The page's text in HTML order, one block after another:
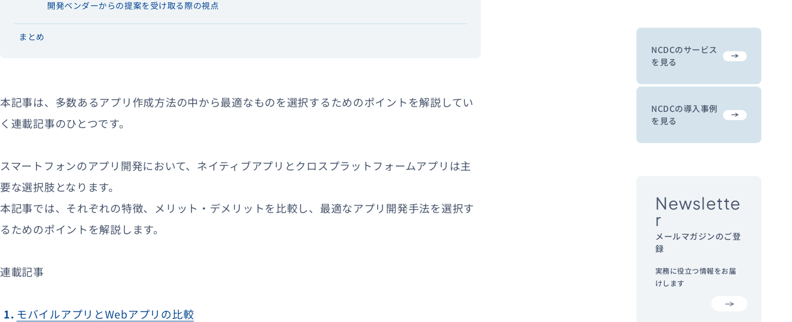
開発ベンダーからの提案を受け取る際の視点
まとめ
本記事は、多数あるアプリ作成方法の中から最適なものを選択するためのポイントを解説してい
く連載記事のひとつです。
スマートフォンのアプリ開発において、ネイティブアプリとクロスプラットフォームアプリは主
要な選択肢となります。
本記事では、それぞれの特徴、メリット・デメリットを比較し、最適なアプリ開発手法を選択す
るためのポイントを解説します。
連載記事
モバイルアプリとWebアプリの比較
NCDCのサービス
を見る
NCDCの導入事例
を見る
Newslette
r
メールマガジンのご登
録
実務に役立つ情報をお届
けします